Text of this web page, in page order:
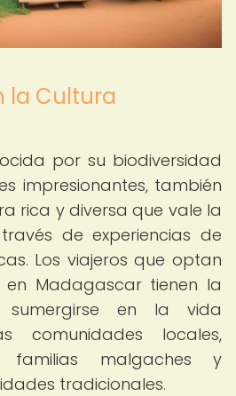
la Cultura
por su biodiversidad
impresionantes, también
rica y diversa que vale la
de experiencias de
Los viajeros que optan
Madagascar tienen la
sumergirse en la vida
comunidades locales,
familias malgaches y
tradicionales.